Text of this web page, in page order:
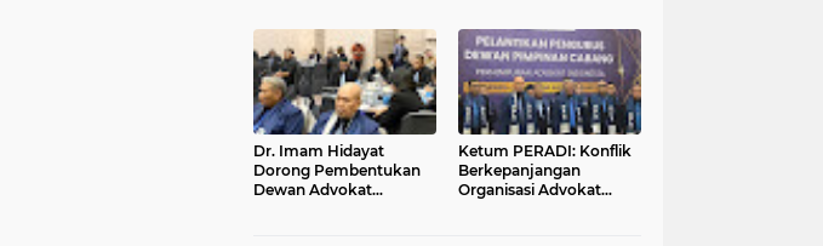
Statement di Media
Dr. Imam Hidayat
Dorong Pembentukan
Dewan Advokat
Ketum PERADI: Konflik
Berkepanjangan
Organisasi Advokat